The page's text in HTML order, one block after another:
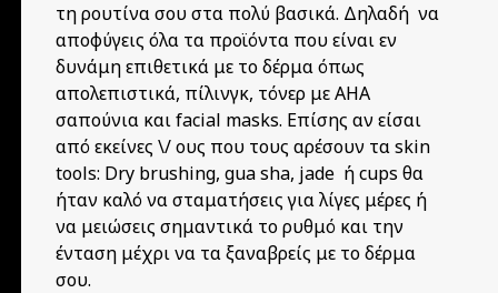
τη ρουτίνα σου στα πολύ βασικά. Δηλαδή να
αποφύγεις όλα τα προϊόντα που είναι εν
δυνάμη επιθετικά με το δέρμα όπως
απολεπιστικά, πίλινγκ, τόνερ με AHA
σαπούνια και facial masks. Επίσης αν είσαι
από εκείνες \/ ους που τους αρέσουν τα skin
tools: Dry brushing, gua sha, jade ή cups θα
ήταν καλό να σταματήσεις για λίγες μέρες ή
να μειώσεις σημαντικά το ρυθμό και την
ένταση μέχρι να τα ξαναβρείς με το δέρμα
σου.